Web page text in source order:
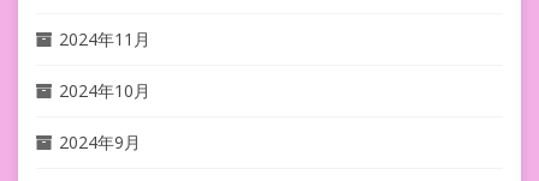
2024年11月
2024年10月
2024年9月